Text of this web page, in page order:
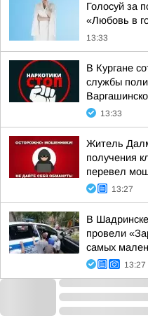
Голосуй за
«Любовь в
13:33
В Кургане
службы
13:33
Житель
получения
перевел
13:27
В
провели
самых
13:27